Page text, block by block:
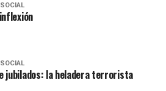
jubilados: la heladera terrorista